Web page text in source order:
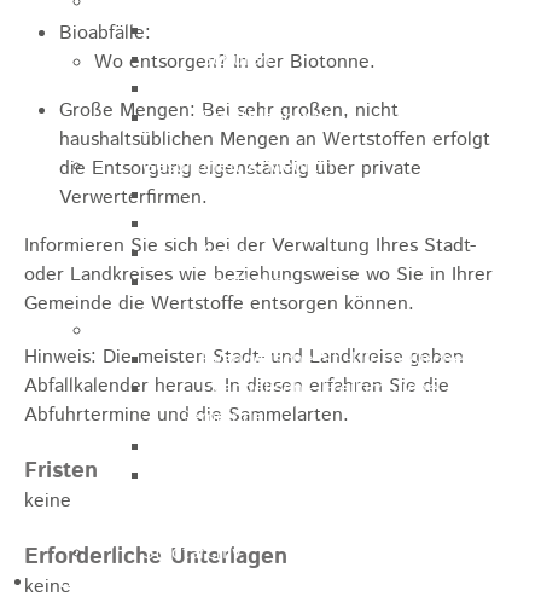
Schulen
Stadtbibliothek
Gesundheit & Medizin
Notrufe
Ärzte
Apotheken
Evangelische St.-Ulrich-Kirche
Evangelisch - Freikirchliche
Gemeinde
Stadtarchiv
Bauen / Wirtschaft
Bioabfälle:
Wo entsorgen? In der Biotonne.
Große Mengen: Bei sehr großen, nicht
haushaltsüblichen Mengen an Wertstoffen erfolgt
die Entsorgung eigenständig über private
Verwerterfirmen.
Informieren Sie sich bei der Verwaltung Ihres Stadt-
oder Landkreises wie beziehungsweise wo Sie in Ihrer
Gemeinde die Wertstoffe entsorgen können.
Hinweis: Die meisten Stadt- und Landkreise geben
Abfallkalender heraus. In diesen erfahren Sie die
Abfuhrtermine und die Sammelarten.
Fristen
keine
Erforderliche Unterlagen
keine